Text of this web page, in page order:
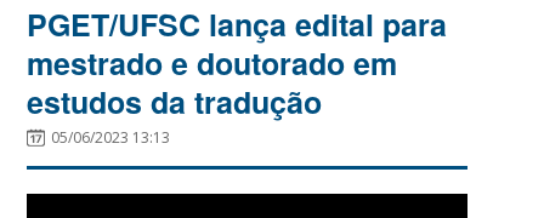
PGET/UFSC lança edital para
mestrado e doutorado em
estudos da tradução
05/06/2023 13:13